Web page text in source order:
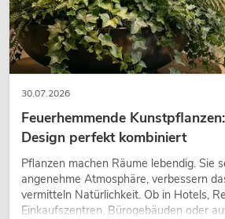
30.07.2026
Feuerhemmende
Design perfekt kombiniert
Pflanzen machen Räume lebendig. Sie
angenehme Atmosphäre, verbessern
vermitteln Natürlichkeit. Ob in Hotels,
Einkaufszentren, Bürogebäuden oder